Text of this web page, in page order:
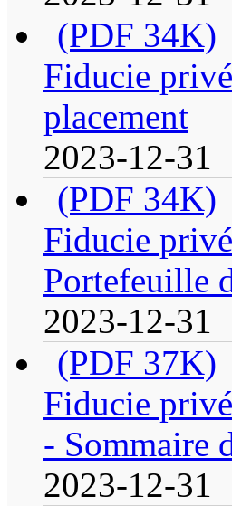
(PDF 34K)
Fiducie
placement
2023-12-31
(PDF 34K)
Fiducie
Portefeuille
2023-12-31
(PDF 37K)
Fiducie
- Sommaire
2023-12-31